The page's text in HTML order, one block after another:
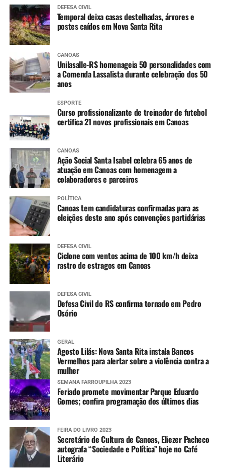
Pólio (2ª dose reforço)
A partir dos 7 anos
Difteria e Tétano –
vacinal)
9 a 14 anos
HPV (dose única)
10 a 14 anos
Dengue (2 doses, com intervalo de 3 meses entre
as doses)
Meningo ACWY (dose única)
DEFESA CIVIL
Temporal deixa casas destelhadas, árvores e
postes caídos em Nova Santa Rita
CANOAS
Unilasalle-RS homenageia 50 personalidades com
a Comenda Lassalista durante celebração dos 50
anos
ESPORTE
Curso profissionalizante de treinador de futebol
certifica 21 novos profissionais em Canoas
CANOAS
Ação Social Santa Isabel celebra 65 anos de
atuação em Canoas com homenagem a
colaboradores e parceiros
POLÍTICA
Canoas tem candidaturas confirmadas para as
eleições deste ano após convenções partidárias
DEFESA CIVIL
Ciclone com ventos acima de 100 km/h deixa
rastro de estragos em Canoas
DEFESA CIVIL
Defesa Civil do RS confirma tornado em Pedro
Osório
GERAL
Agosto Lilás: Nova Santa Rita instala Bancos
Vermelhos para alertar sobre a violência contra a
mulher
SEMANA FARROUPILHA 2023
Feriado promete movimentar Parque Eduardo
Gomes; confira programação dos últimos dias
FEIRA DO LIVRO 2023
Secretário de Cultura de Canoas, Eliezer Pacheco
autografa “Sociedade e Política” hoje no Café
Literário